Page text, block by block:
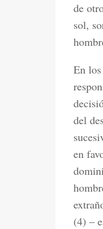
de
sol,
En
del
en
(4) –